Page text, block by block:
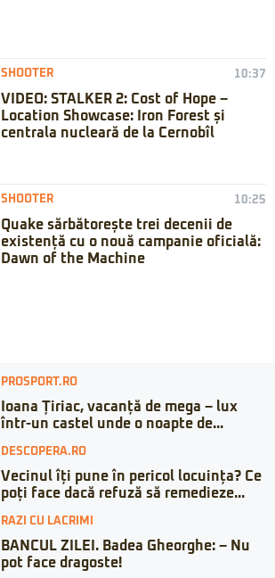
SHOOTER 10:37
VIDEO: STALKER 2: Cost of Hope –
Location Showcase: Iron Forest și
centrala nucleară de la Cernobîl
SHOOTER 10:25
Quake sărbătorește trei decenii de
existență cu o nouă campanie oficială:
Dawn of the Machine
PROSPORT.RO
Ioana Țiriac, vacanță de mega – lux
într-un castel unde o noapte de...
DESCOPERA.RO
Vecinul îți pune în pericol locuința? Ce
poți face dacă refuză să remedieze...
RAZI CU LACRIMI
BANCUL ZILEI. Badea Gheorghe: – Nu
pot face dragoste!